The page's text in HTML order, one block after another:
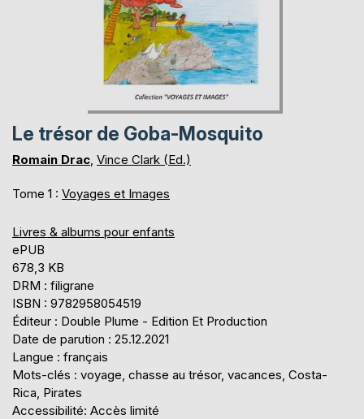
Le trésor de Goba-Mosquito
Romain Drac Vince Clark (Ed.)
Tome 1 : Voyages et Images
Livres & albums pour enfants
ePUB
678,3 KB
DRM : filigrane
ISBN : 9782958054519
Éditeur : Double Plume - Edition Et Production
Date de parution : 25.12.2021
Langue : français
Mots-clés : voyage, chasse au trésor, vacances, Costa-
Rica, Pirates
Accessibilité: Accès limité